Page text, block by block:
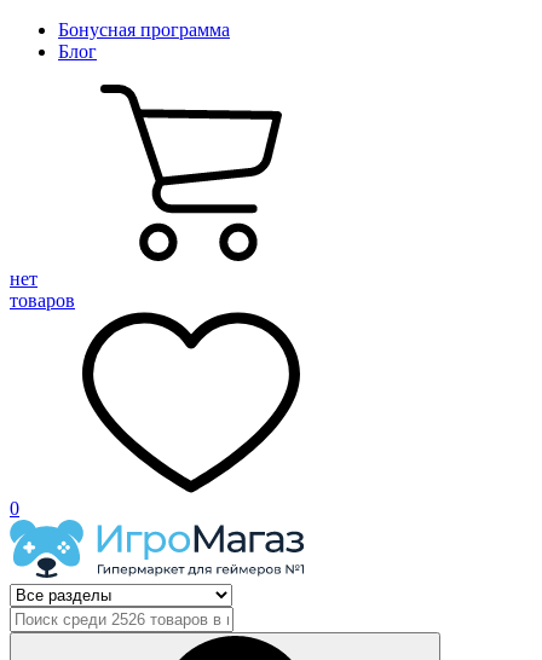
Бонусная программа
Блог
нет
товаров
0